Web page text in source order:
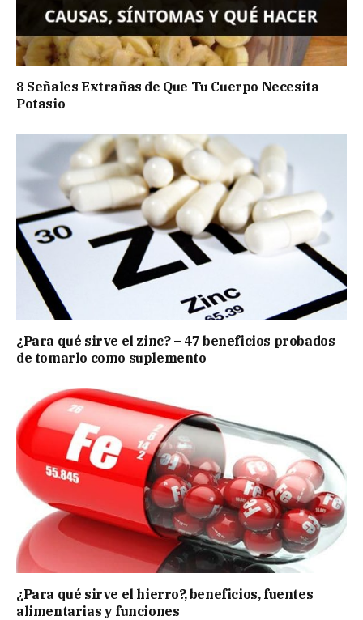
8 Señales Extrañas de Que Tu Cuerpo Necesita
Potasio
¿Para qué sirve el zinc? – 47 beneficios probados
de tomarlo como suplemento
¿Para qué sirve el hierro?, beneficios, fuentes
alimentarias y funciones